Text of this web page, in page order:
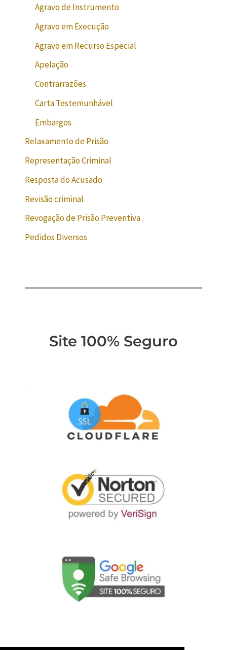
Agravo de Instrumento
Agravo em Execução
Agravo em Recurso Especial
Apelação
Contrarrazões
Carta Testemunhável
Embargos
Relaxamento de Prisão
Representação Criminal
Resposta do Acusado
Revisão criminal
Revogação de Prisão Preventiva
Pedidos Diversos
Site 100% Seguro